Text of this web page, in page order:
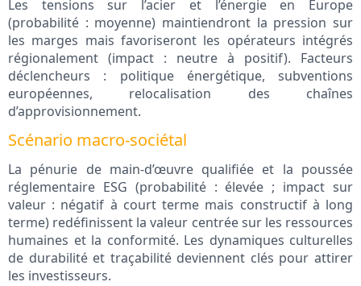
Les tensions sur l’acier et l’énergie en Europe
(probabilité : moyenne) maintiendront la pression sur
les marges mais favoriseront les opérateurs intégrés
régionalement (impact : neutre à positif). Facteurs
déclencheurs : politique énergétique, subventions
européennes, relocalisation des chaînes
d’approvisionnement.
Scénario macro-sociétal
La pénurie de main-d’œuvre qualifiée et la poussée
réglementaire ESG (probabilité : élevée ; impact sur
valeur : négatif à court terme mais constructif à long
terme) redéfinissent la valeur centrée sur les ressources
humaines et la conformité. Les dynamiques culturelles
de durabilité et traçabilité deviennent clés pour attirer
les investisseurs.